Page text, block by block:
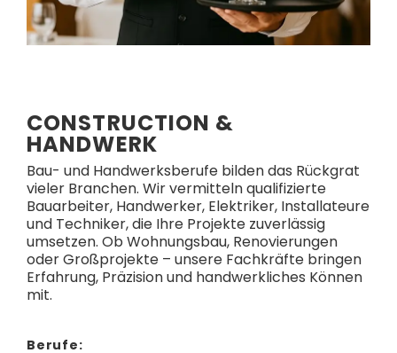
CONSTRUCTION &
HANDWERK
Bau- und Handwerksberufe bilden das Rückgrat
vieler Branchen. Wir vermitteln qualifizierte
Bauarbeiter, Handwerker, Elektriker, Installateure
und Techniker, die Ihre Projekte zuverlässig
umsetzen. Ob Wohnungsbau, Renovierungen
oder Großprojekte – unsere Fachkräfte bringen
Erfahrung, Präzision und handwerkliches Können
mit.
Berufe: